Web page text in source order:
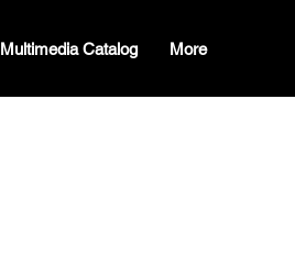
Multimedia Catalog More